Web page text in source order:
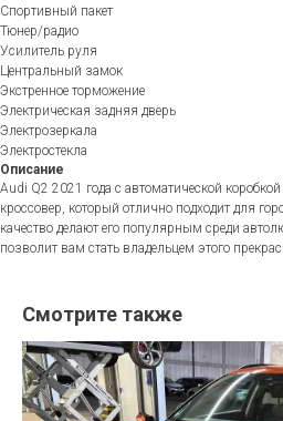
Спортивный пакет
Тюнер/радио
Усилитель руля
Центральный замок
Экстренное торможение
Электрическая задняя дверь
Электрозеркала
Электростекла
Описание
Audi Q2 2021 года с автоматической
кроссовер, который отлично подходит для
качество делают его популярным среди
позволит вам стать владельцем этого
Смотрите также